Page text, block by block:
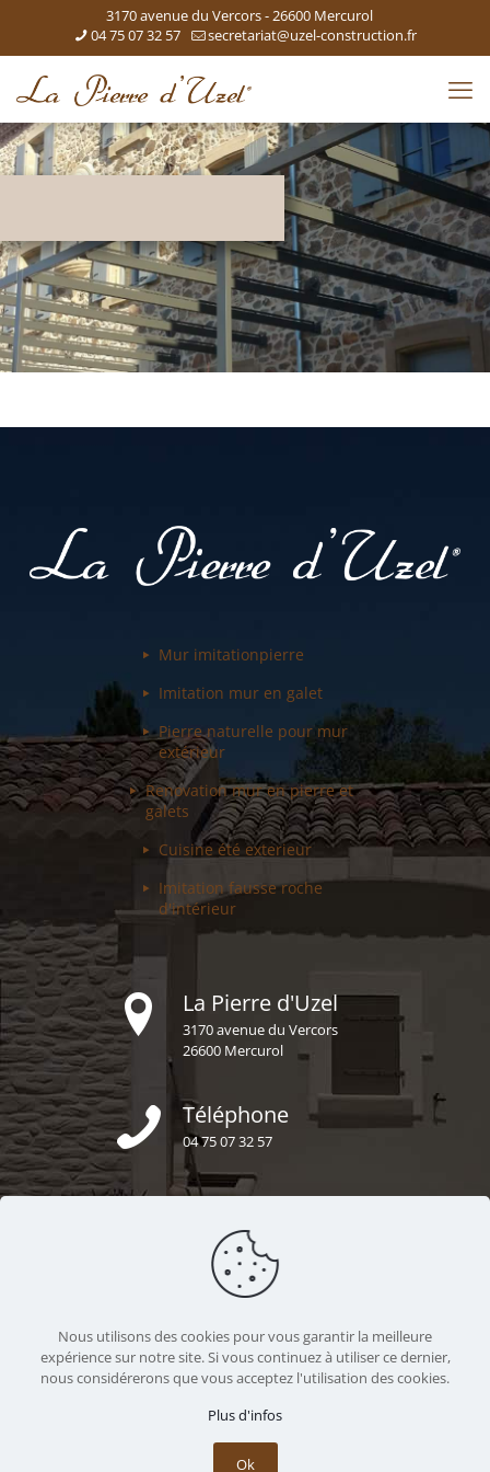
3170 avenue du Vercors - 26600 Mercurol
04 75 07 32 57
secretariat@uzel-construction.fr
Mur imitationpierre
Imitation mur en galet
Pierre naturelle pourmur
extérieur
Renovation muren pierre et
galets
Cuisine été exterieur
Imitation fausseroche
d'intérieur
La Pierre d'Uzel
3170 avenue du Vercors
26600 Mercurol
Téléphone
04 75 07 32 57
E-mail
secretariat@uzel-construction.fr
Nous sommes ensemble
https://uzel-construction.fr
Nous utilisons des cookies pour vous garantir la meilleure
expérience sur notre site. Si vous continuez à utiliser ce dernier,
nous considérerons que vous acceptez l'utilisation des cookies.
Plus d'infos
Ok